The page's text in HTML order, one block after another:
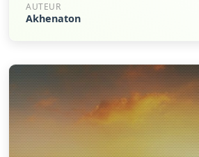
AUTEUR
Akhenaton